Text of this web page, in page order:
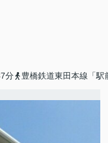
分 豊橋鉄道東田本線「